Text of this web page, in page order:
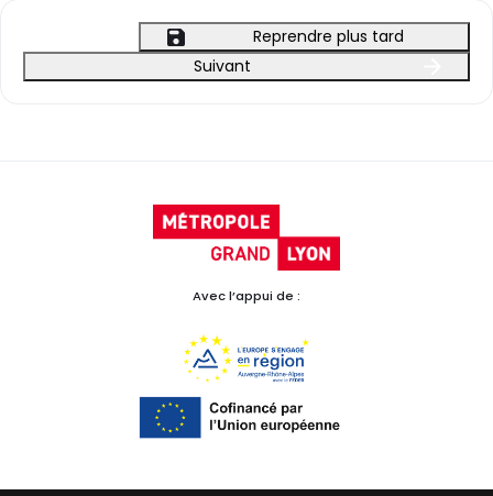
Suivant
Reprendre plus tard
Avec l’appui de :